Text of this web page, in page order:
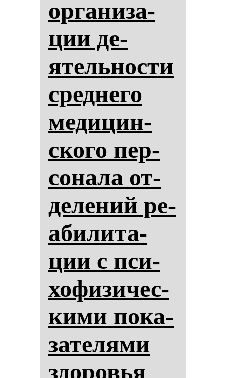
ор­га­ни­за­
ции де­
ятель­нос­ти
сред­не­го
ме­ди­цин­
ско­го пер­
со­на­ла от­
де­ле­ний ре­
аби­ли­та­
ции с пси­
хо­фи­зи­чес­
ки­ми по­ка­
за­те­ля­ми
здо­ровья